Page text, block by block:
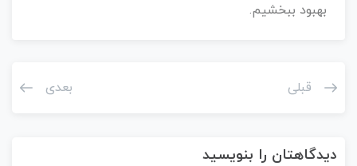
بهبود ببخشیم.
قبلی بعدی
دیدگاهتان را بنویسید